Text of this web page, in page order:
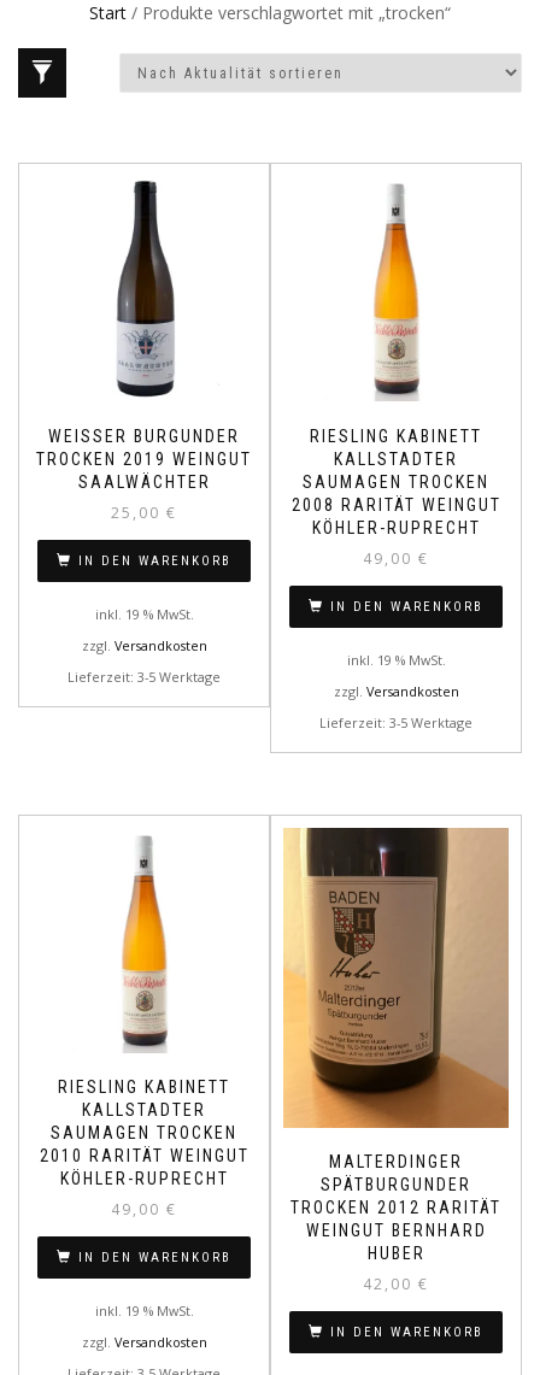
Start / Produkte verschlagwortet mit „trocken“
WEISSER BURGUNDER T
ROCKEN 2019 WEINGUT S
AALWÄCHTER
25,00 €
IN DEN WARENKORB
inkl. 19 % MwSt.
zzgl. Versandkosten
Lieferzeit: 3-5 Werktage
RIESLING KABINETT
KALLSTADTER
SAUMAGEN TROCKEN
2008 RARITÄT WEINGUT
KÖHLER-RUPRECHT
49,00 €
IN DEN WARENKORB
inkl. 19 % MwSt.
zzgl. Versandkosten
Lieferzeit: 3-5 Werktage
RIESLING KABINETT
KALLSTADTER
SAUMAGEN TROCKEN
2010 RARITÄT WEINGUT
KÖHLER-RUPRECHT
49,00 €
IN DEN WARENKORB
inkl. 19 % MwSt.
zzgl. Versandkosten
MALTERDINGER
SPÄTBURGUNDER
TROCKEN 2012 RARITÄT
WEINGUT BERNHARD
HUBER
42,00 €
IN DEN WARENKORB